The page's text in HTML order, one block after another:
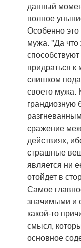
данный
полное
Особенно это
мужа. "Да что
придраться к
слишком
своего мужа.
сражение
действиях,
страшные
является ни
отойдет в
Самое
значимыми и
какой-то
смысл,
основное